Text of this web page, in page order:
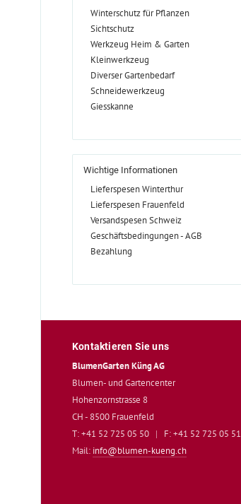
Winterschutz für Pflanzen
Sichtschutz
Werkzeug Heim & Garten
Kleinwerkzeug
Diverser Gartenbedarf
Schneidewerkzeug
Giesskanne
Wichtige Informationen
Lieferspesen Winterthur
Lieferspesen Frauenfeld
Versandspesen Schweiz
Geschäftsbedingungen - AGB
Bezahlung
Kontaktieren Sie uns
BlumenGarten Küng AG
Blumen- und Gartencenter
Hohenzornstrasse 8
CH - 8500 Frauenfeld
T: +41 52 725 05 50 |
F: +41 52 725 05 51
Mail: info@blumen-kueng.ch